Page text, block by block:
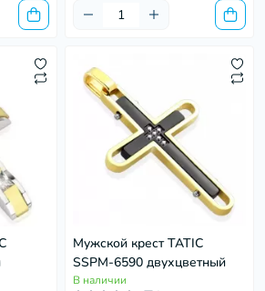
Мужской крест TATIC
SSPM-6590 двухцветный
В наличии